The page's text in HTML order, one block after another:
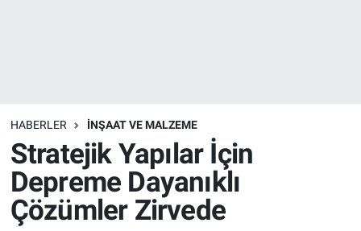
HABERLER İNŞAAT VE MALZEME
Stratejik Yapılar İçin
Depreme Dayanıklı
Çözümler Zirvede
Depolama Çözümleri
İnşaat ve Malzeme
HaberOrtak